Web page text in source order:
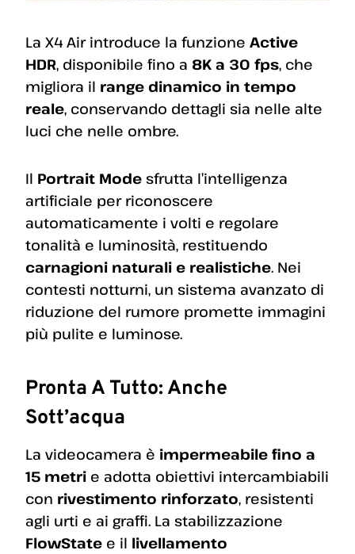
La X4 Air introduce la funzione Active
HDR, disponibile fino a 8K a 30 fps, che
migliora il range dinamico in tempo
reale, conservando dettagli sia nelle alte
luci che nelle ombre.
Il Portrait Mode sfrutta l’intelligenza
artificiale per riconoscere
automaticamente i volti e regolare
tonalità e luminosità, restituendo
carnagioni naturali e realistiche. Nei
contesti notturni, un sistema avanzato di
riduzione del rumore promette immagini
più pulite e luminose.
Pronta A Tutto: Anche
Sott’acqua
La videocamera è impermeabile fino a
15 metri e adotta obiettivi intercambiabili
con rivestimento rinforzato, resistenti
agli urti e ai graffi. La stabilizzazione
FlowState e il livellamento